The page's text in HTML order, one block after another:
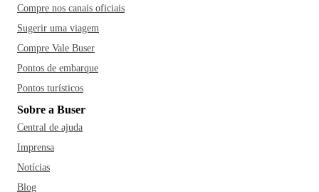
Compre nos canais oficiais
Sugerir uma viagem
Compre Vale Buser
Pontos de embarque
Pontos turísticos
Sobre a Buser
Central de ajuda
Imprensa
Notícias
Blog